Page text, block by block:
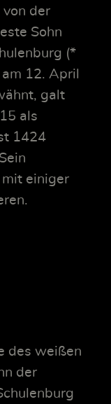
der
Sohn
(*
12. April
galt
als
1424
einiger
des weißen
der